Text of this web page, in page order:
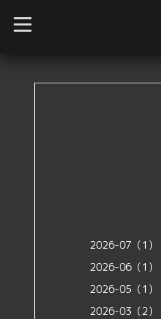
t
o
2026-07（1）
2026-06（1）
2026-05（1）
2026-03（2）